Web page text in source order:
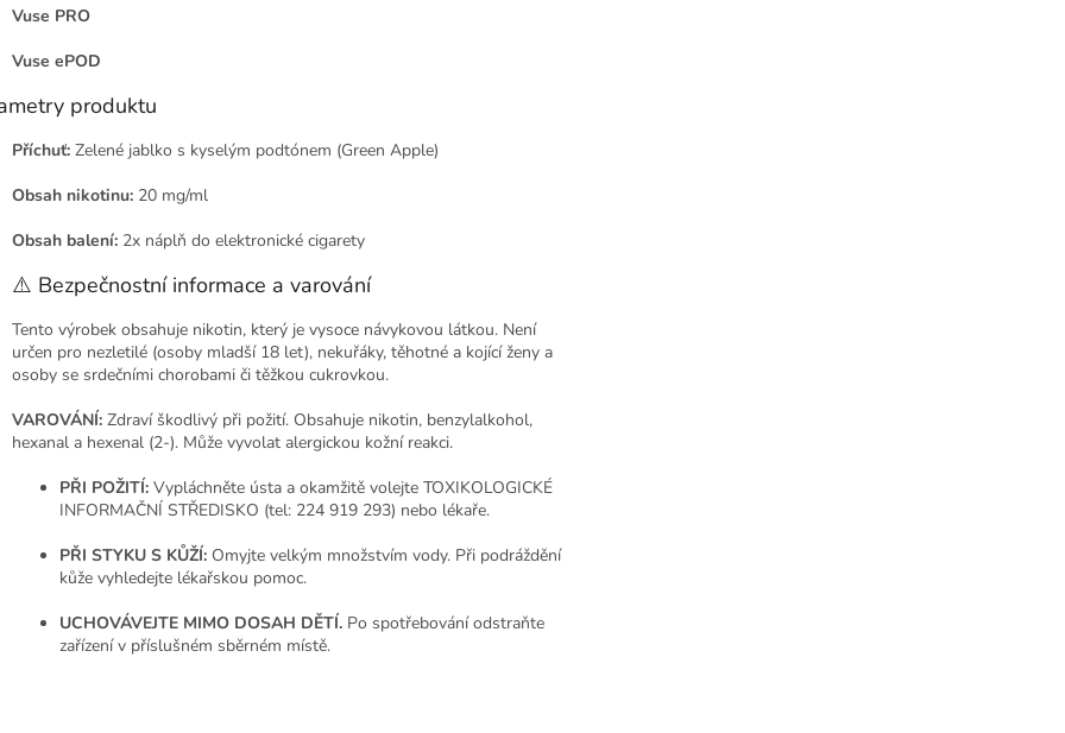
Vuse PRO
Vuse ePOD
produktu
Příchuť: Zelené jablko s kyselým podtónem (Green Apple)
Obsah nikotinu: 20 mg/ml
Obsah balení: 2x náplň do elektronické cigarety
⚠️ Bezpečnostní informace a varování
Tento výrobek obsahuje nikotin, který je vysoce návykovou látkou. Není
určen pro nezletilé (osoby mladší 18 let), nekuřáky, těhotné a kojící ženy a
osoby se srdečními chorobami či těžkou cukrovkou.
VAROVÁNÍ: Zdraví škodlivý při požití. Obsahuje nikotin, benzylalkohol,
hexanal a hexenal (2-). Může vyvolat alergickou kožní reakci.
PŘI POŽITÍ: Vypláchněte ústa a okamžitě volejte TOXIKOLOGICKÉ
INFORMAČNÍ STŘEDISKO (tel: 224 919 293) nebo lékaře.
PŘI STYKU S KŮŽÍ: Omyjte velkým množstvím vody. Při podráždění
kůže vyhledejte lékařskou pomoc.
UCHOVÁVEJTE MIMO DOSAH DĚTÍ. Po spotřebování odstraňte
zařízení v příslušném sběrném místě.